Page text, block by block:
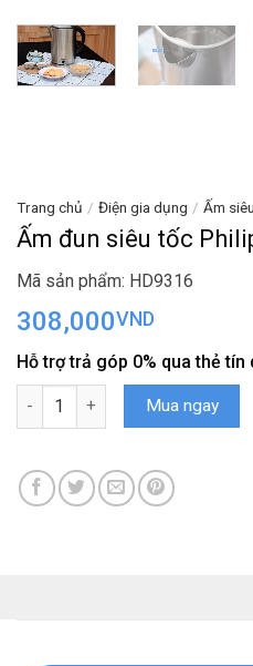
Trang chủ / Điện gia dụng / Ấm
Ấm đun siêu tốc
Mã sản phẩm: HD9316
308,000VND
Hỗ trợ trả góp 0% qua thẻ tín
Ấm đun siêu tốc Philips 1.7 lít
Mua ngay